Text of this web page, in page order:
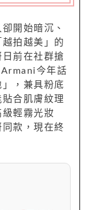
開始暗沉、
拍越美」的
前在社群搶
今年話
，兼具粉底
合肌膚紋理
輕霧光妝
款，現在終